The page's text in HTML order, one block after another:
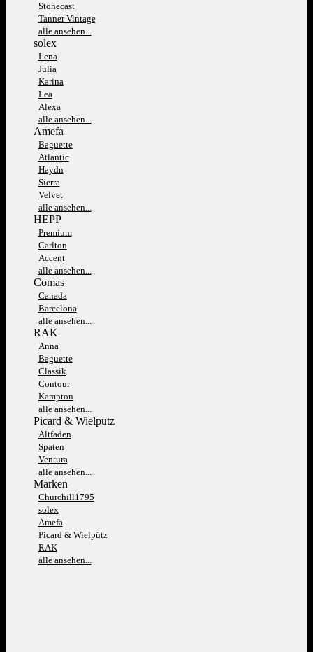
Stonecast
Tanner Vintage
alle ansehen...
solex
Lena
Julia
Karina
Lea
Alexa
alle ansehen...
Amefa
Baguette
Atlantic
Haydn
Sierra
Velvet
alle ansehen...
HEPP
Premium
Carlton
Accent
alle ansehen...
Comas
Canada
Barcelona
alle ansehen...
RAK
Anna
Baguette
Classik
Contour
Kampton
alle ansehen...
Picard & Wielpütz
Altfaden
Spaten
Ventura
alle ansehen...
Marken
Churchill1795
solex
Amefa
Picard & Wielpütz
RAK
alle ansehen...